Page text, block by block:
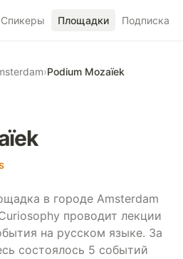
Спикеры Площадки Подписка
›Podium Mozaïek
в городе Amsterdam
проводит лекции
на русском языке. За
состоялось 5 событий